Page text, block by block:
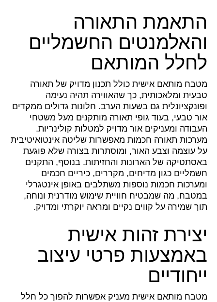
התאמת התאורה
והאלמנטים החשמליים
לחלל המותאם
מטבח מותאם אישית כולל תכנון מדויק של תאורה
טבעית ומלאכותית, כך שהאווירה תהיה נעימה
ופונקציונלית גם בשעות הערב. חלונות גדולים ממקדים
אור טבעי, בעוד גופי תאורה מותקנים מעל משטחי
העבודה ומעניקים אור מדויק למטלות קולינריות.
מערכות תאורה חכמות מאפשרות שליטה אינטואיטיבית
על עוצמה וצבע האור, ומוסתרות בצורה שלא פוגעת
באסתטיקה של הארונות והחזיתות. בנוסף, התקנים
חשמליים כגון מדיחים, מקררים, כיריים חכמים
ומערכות חכמות נוספות משתלבים באופן אינטגרלי
במטבח, מה שמבטיח חוויית שימוש מודרנית ונוחה,
תוך שמירה על קווים נקיים ומראה יוקרתי ומדויק.
יצירת זהות אישית
באמצעות פרטי עיצוב
ייחודיים
מטבח מותאם אישית מעניק אפשרות להפוך כל חלל